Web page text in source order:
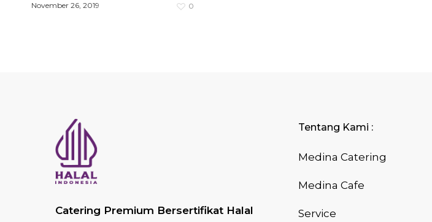
November 26, 2019 0
Catering Premium Bersertifikat Halal
Tentang Kami :
Medina Catering
Medina Cafe
Service